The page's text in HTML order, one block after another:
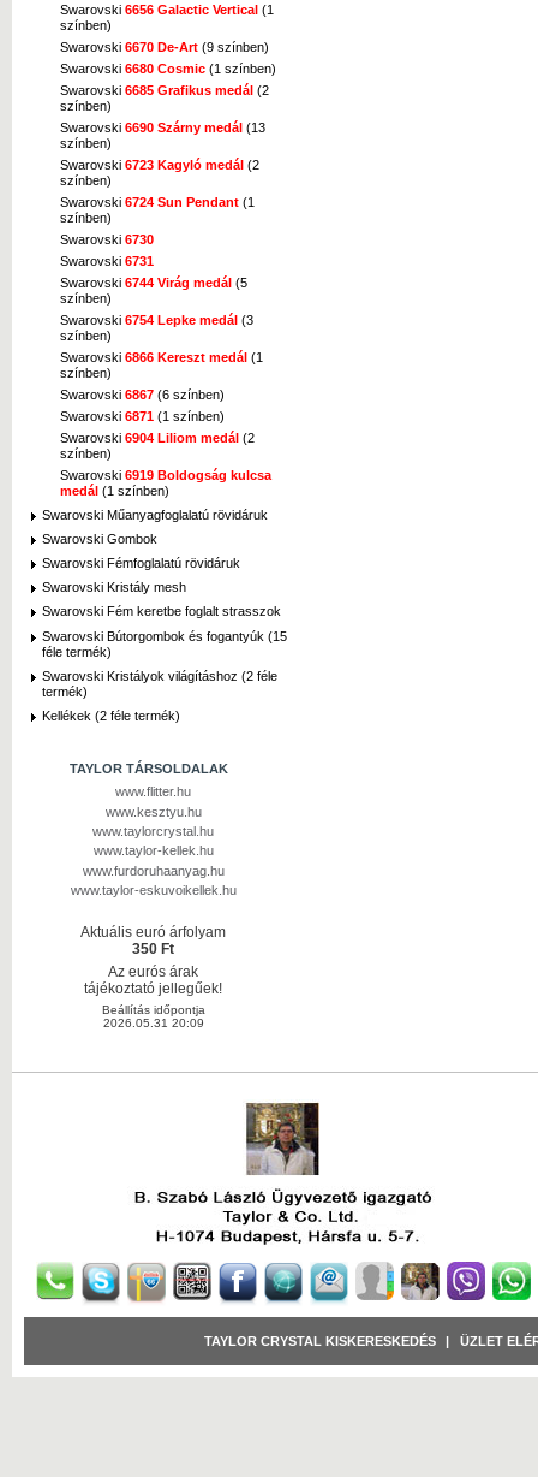
Swarovski 6656 Galactic Vertical (1
színben)
Swarovski 6670 De-Art (9 színben)
Swarovski 6680 Cosmic (1 színben)
Swarovski 6685 Grafikus medál (2
színben)
Swarovski 6690 Szárny medál (13
színben)
Swarovski 6723 Kagyló medál (2
színben)
Swarovski 6724 Sun Pendant (1
színben)
Swarovski 6730
Swarovski 6731
Swarovski 6744 Virág medál (5
színben)
Swarovski 6754 Lepke medál (3
színben)
Swarovski 6866 Kereszt medál (1
színben)
Swarovski 6867 (6 színben)
Swarovski 6871 (1 színben)
Swarovski 6904 Liliom medál (2
színben)
Swarovski 6919 Boldogság kulcsa
medál (1 színben)
Swarovski Műanyagfoglalatú rövidáruk
Swarovski Gombok
Swarovski Fémfoglalatú rövidáruk
Swarovski Kristály mesh
Swarovski Fém keretbe foglalt strasszok
Swarovski Bútorgombok és fogantyúk (15
féle termék)
Swarovski Kristályok világításhoz (2 féle
termék)
Kellékek (2 féle termék)
TAYLOR TÁRSOLDALAK
www.flitter.hu
www.kesztyu.hu
www.taylorcrystal.hu
www.taylor-kellek.hu
www.furdoruhaanyag.hu
www.taylor-eskuvoikellek.hu
Aktuális euró árfolyam
350 Ft
Az eurós árak
tájékoztató jellegűek!
Beállítás időpontja
2026.05.31 20:09
TAYLOR CRYSTAL KISKERESKEDÉS ÜZLET